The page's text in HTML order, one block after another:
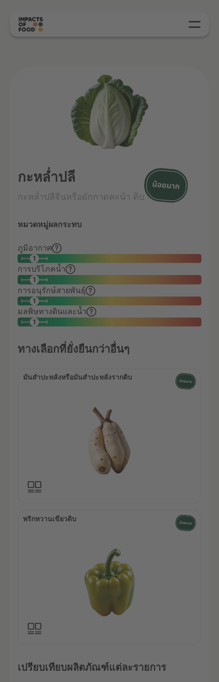
กะหล่ำปลี
กะหล่ำปลีจีนหรือผักกาดคะน้า ดิบ
หมวดหมู่ผลกระทบ
ภูมิอากาศ
การบริโภคน้ำ
การอนุรักษ์สายพันธุ์
มลพิษทางดินและน้ำ
ทางเลือกที่ยั่งยืนกว่าอื่นๆ
มันสำปะหลังหรือมันสำปะหลังรากดิบ
พริกหวานเขียวดิบ
เปรียบเทียบผลิตภัณฑ์แต่ละรายการ